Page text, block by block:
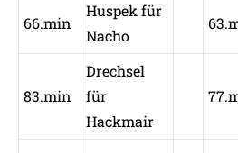
66.min
Huspek für
Nacho
83.min
Drechsel
für
Hackmair